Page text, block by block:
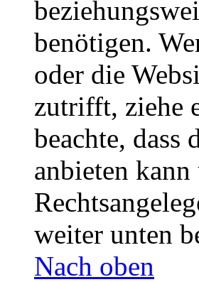
benötigen.
oder die
zutrifft, ziehe
beachte, dass
anbieten
weiter unten
Nach oben